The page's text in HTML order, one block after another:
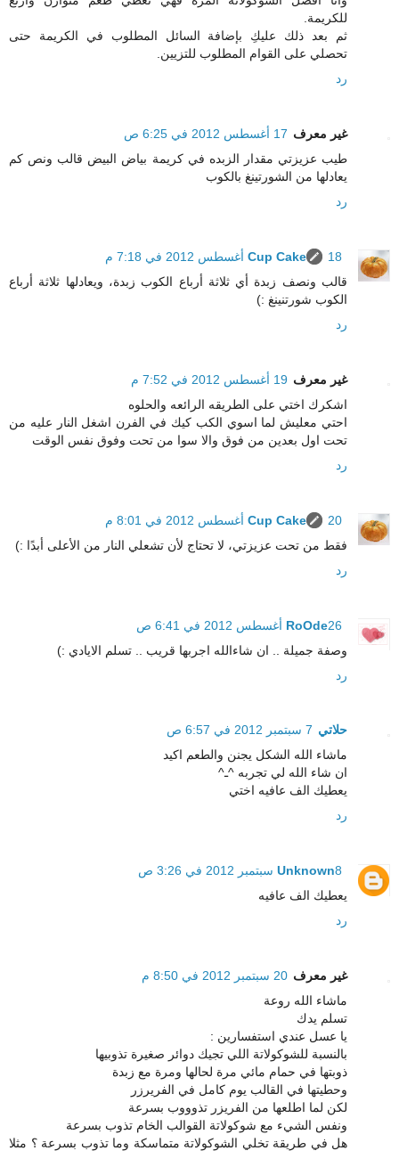
للكريمة.
ثم بعد ذلك عليكِ بإضافة السائل المطلوب في الكريمة حتى
تحصلي على القوام المطلوب للتزيين.
رد
غير معرف 17 أغسطس 2012 في 6:25 ص
طيب عزيزتي مقدار الزبده في كريمة بياض البيض قالب ونص كم
يعادلها من الشورتينغ بالكوب
رد
Cup Cake
18 أغسطس 2012 في 7:18 م
قالب ونصف زبدة أي ثلاثة أرباع الكوب زبدة، ويعادلها ثلاثة أرباع
الكوب شورتنينغ :)
رد
غير معرف 19 أغسطس 2012 في 7:52 م
اشكرك اختي على الطريقه الرائعه والحلوه
احتي معليش لما اسوي الكب كيك في الفرن اشغل النار عليه من
تحت اول بعدين من فوق والا سوا من تحت وفوق نفس الوقت
رد
Cup Cake
20 أغسطس 2012 في 8:01 م
فقط من تحت عزيزتي، لا تحتاج لأن تشعلي النار من الأعلى أبدًا :)
رد
RoOde26 أغسطس 2012 في 6:41 ص
وصفة جميلة .. ان شاءالله اجربها قريب .. تسلم الايادي :)
رد
حلاتي 7 سبتمبر 2012 في 6:57 ص
ماشاء الله الشكل يجنن والطعم اكيد
ان شاء الله لي تجربه ^ـ^
يعطيك الف عافيه اختي
رد
Unknown8 سبتمبر 2012 في 3:26 ص
يعطيك الف عافيه
رد
غير معرف 20 سبتمبر 2012 في 8:50 م
ماشاء الله روعة
تسلم يدك
يا عسل عندي استفسارين :
بالنسبة للشوكولاتة اللي تجيك دوائر صغيرة تذوبيها
ذوبتها في حمام مائي مرة لحالها ومرة مع زبدة
وحطيتها في القالب يوم كامل في الفريرزر
لكن لما اطلعها من الفريزر تذوووب بسرعة
ونفس الشيء مع شوكولاتة القوالب الخام تذوب بسرعة
هل في طريقة تخلي الشوكولاتة متماسكة وما تذوب بسرعة ؟ مثلا